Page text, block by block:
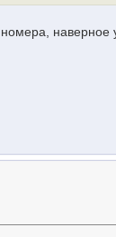
наверное